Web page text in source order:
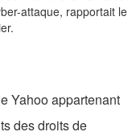
Yahoo appartenant
des droits de